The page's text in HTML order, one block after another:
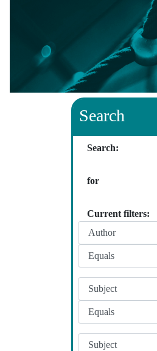
Search
Search:
for
Current filters: